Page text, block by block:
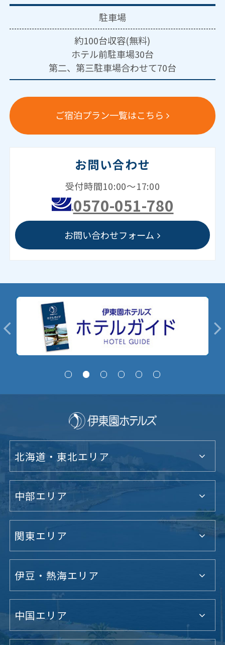
駐車場
約100台収容(無料)
ホテル前駐車場30台
第二、第三駐車場合わせて70台
ご宿泊プラン一覧はこちら
お問い合わせ
受付時間10:00～17:00
0570-051-780
お問い合わせフォーム
北海道・東北エリア
中部エリア
関東エリア
伊豆・熱海エリア
中国エリア